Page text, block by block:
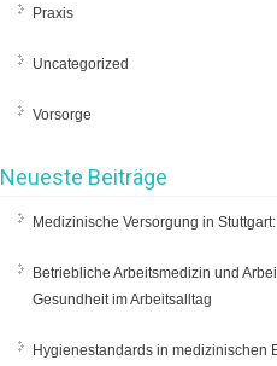
Praxis
Uncategorized
Vorsorge
Neueste Beiträge
Medizinische Versorgung in
Betriebliche Arbeitsmedizin und
Gesundheit im Arbeitsalltag
Hygienestandards in medizinischen